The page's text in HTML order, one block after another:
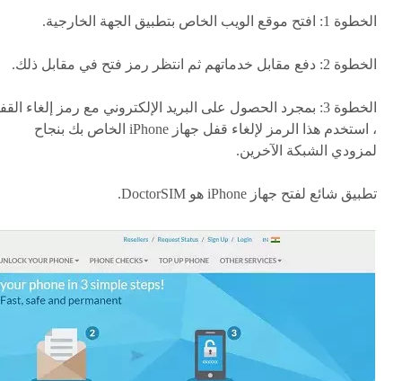
الخطوة 1: افتح موقع الويب الخاص بتطبيق الجهة الخارجية.
الخطوة 2: دفع مقابل خدماتهم ثم انتظر رمز فتح في مقابل ذلك.
الخطوة 3: بمجرد الحصول على البريد الإلكتروني مع رمز إلغاء
، استخدم هذا الرمز لإلغاء قفل جهاز iPhone الخاص بك بنجاح
لمزودي الشبكة الآخرين.
تطبيق شائع لفتح جهاز iPhone هو DoctorSIM.